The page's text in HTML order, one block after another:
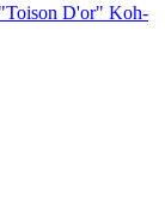
D'or" Koh-